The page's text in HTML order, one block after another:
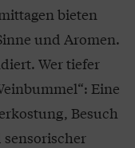
bieten
und Aromen.
Wer tiefer
Eine
Besuch